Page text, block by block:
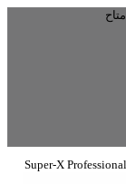
Super-X